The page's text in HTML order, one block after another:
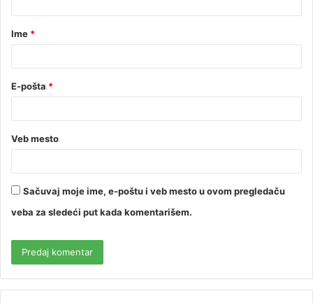
Ime *
E-pošta *
Veb mesto
Sačuvaj moje ime, e-poštu i veb mesto u ovom pregledaču
veba za sledeći put kada komentarišem.